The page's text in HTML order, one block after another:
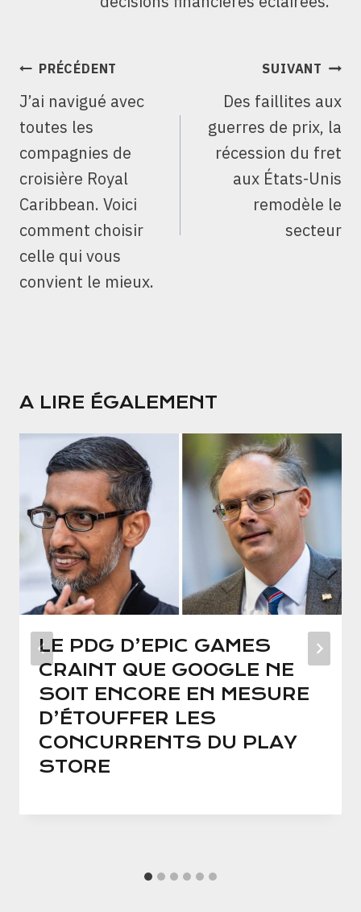
NAVIGATION
L’ARTICLE
PRÉCÉDENT
J’ai navigué avec
toutes les
compagnies de
croisière Royal
Caribbean. Voici
comment choisir
celle qui vous
convient le mieux.
SUIVANT
Des faillites aux
guerres de prix, la
récession du fret
aux États-Unis
remodèle le
secteur
A LIRE ÉGALEMENT
LE PDG D’EPIC GAMES
CRAINT QUE GOOGLE NE
SOIT ENCORE EN MESURE
D’ÉTOUFFER LES
CONCURRENTS DU PLAY
STORE